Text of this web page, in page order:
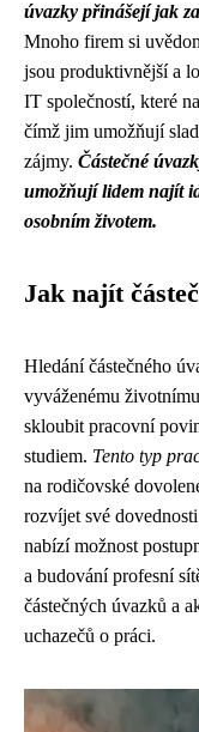
úvazky přinášejí jak
Mnoho firem si
jsou produktivnější a
IT společností, které
čímž jim umožňují
zájmy. Částečné
umožňují lidem najít
osobním životem.
Jak najít
Hledání částečného
vyváženému
skloubit pracovní
studiem. Tento typ
na rodičovské
rozvíjet své
nabízí možnost
a budování profesní
částečných úvazků a
uchazečů o práci.